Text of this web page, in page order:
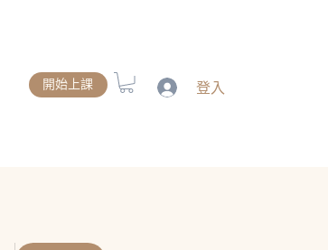
開始上課 登入